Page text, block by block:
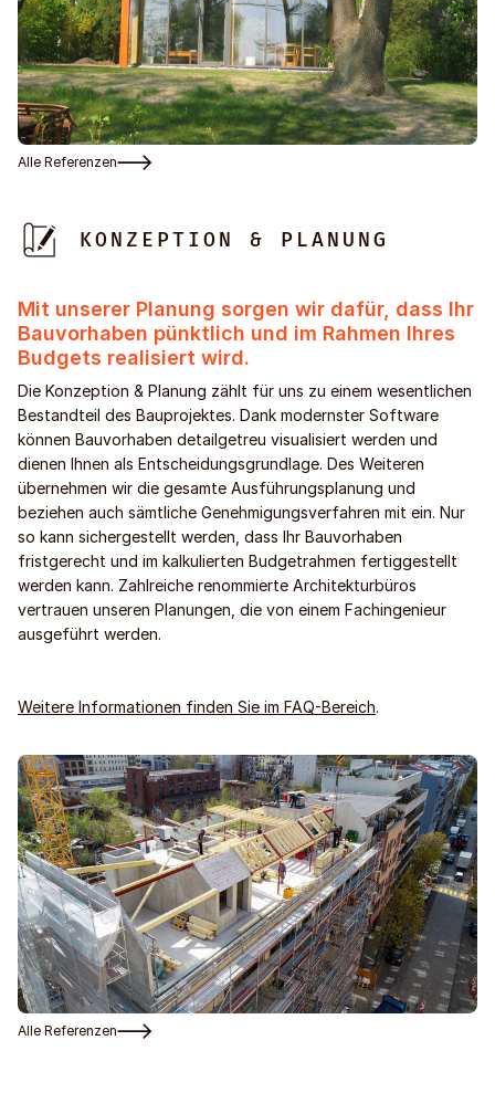
Alle Referenzen
KONZEPTION & PLANUNG
Mit unserer Planung sorgen wir dafür, dass Ihr
Bauvorhaben pünktlich und im Rahmen Ihres
Budgets realisiert wird.
Die Konzeption & Planung zählt für uns zu einem wesentlichen
Bestandteil des Bauprojektes. Dank modernster Software
können Bauvorhaben detailgetreu visualisiert werden und
dienen Ihnen als Entscheidungsgrundlage. Des Weiteren
übernehmen wir die gesamte Ausführungsplanung und
beziehen auch sämtliche Genehmigungsverfahren mit ein. Nur
so kann sichergestellt werden, dass Ihr Bauvorhaben
fristgerecht und im kalkulierten Budgetrahmen fertiggestellt
werden kann. Zahlreiche renommierte Architekturbüros
vertrauen unseren Planungen, die von einem Fachingenieur
ausgeführt werden.
Weitere Informationen finden Sie im FAQ-Bereich.
Alle Referenzen